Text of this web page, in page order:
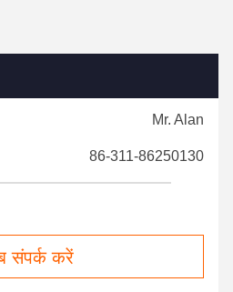
Mr. Alan
86-311-86250130
संपर्क करें